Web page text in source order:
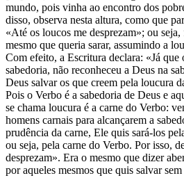
mundo, pois vinha ao encontro dos
disso, observa nesta altura, como que
«Até os loucos me desprezam»; ou
mesmo que queria sarar, assumindo a
Com efeito, a Escritura declara: «Já que
sabedoria, não reconheceu a Deus na
Deus salvar os que creem pela loucura
Pois o Verbo é a sabedoria de Deus e
se chama loucura é a carne do Verbo:
homens carnais para alcançarem a
prudência da carne, Ele quis sará-los
ou seja, pela carne do Verbo. Por isso,
desprezam». Era o mesmo que dizer
por aqueles mesmos que quis salvar